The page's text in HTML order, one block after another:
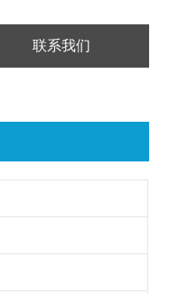
联系我们